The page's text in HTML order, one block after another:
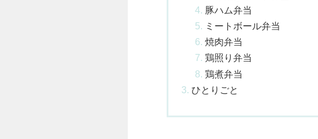
豚ハム弁当
ミートボール弁当
焼肉弁当
鶏照り弁当
鶏煮弁当
ひとりごと